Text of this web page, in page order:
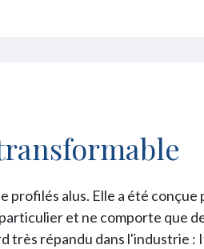
profilés alus. Elle a été
et ne comporte que
très répandu dans l'industrie :